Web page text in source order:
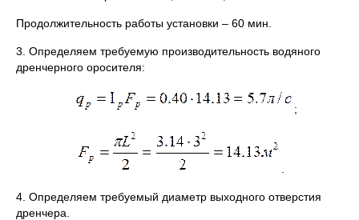
Продолжительность работы установки – 60 мин.
3. Определяем требуемую производительность водяного
дренчерного оросителя:
;
4. Определяем требуемый диаметр выходного отверстия
дренчера.